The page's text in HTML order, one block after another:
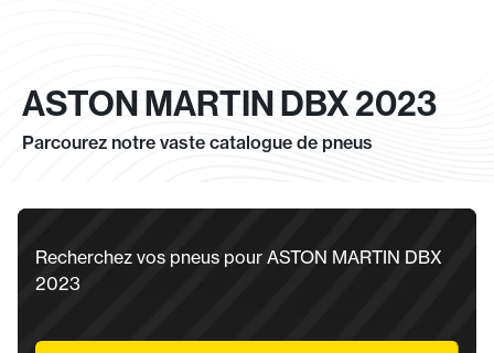
ASTON MARTIN DBX 2023
Parcourez notre vaste catalogue de pneus
Recherchez vos pneus pour ASTON MARTIN DBX
2023